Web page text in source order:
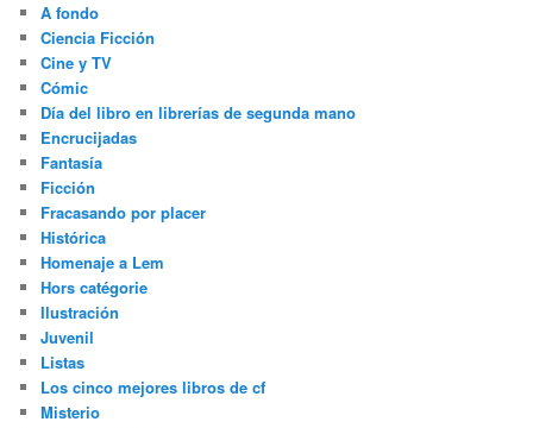
A fondo
Ciencia Ficción
Cine y TV
Cómic
Día del libro en librerías de segunda mano
Encrucijadas
Fantasía
Ficción
Fracasando por placer
Histórica
Homenaje a Lem
Hors catégorie
Ilustración
Juvenil
Listas
Los cinco mejores libros de cf
Misterio